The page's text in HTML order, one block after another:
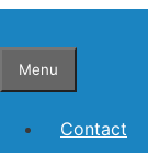
naar
Menu
Contact